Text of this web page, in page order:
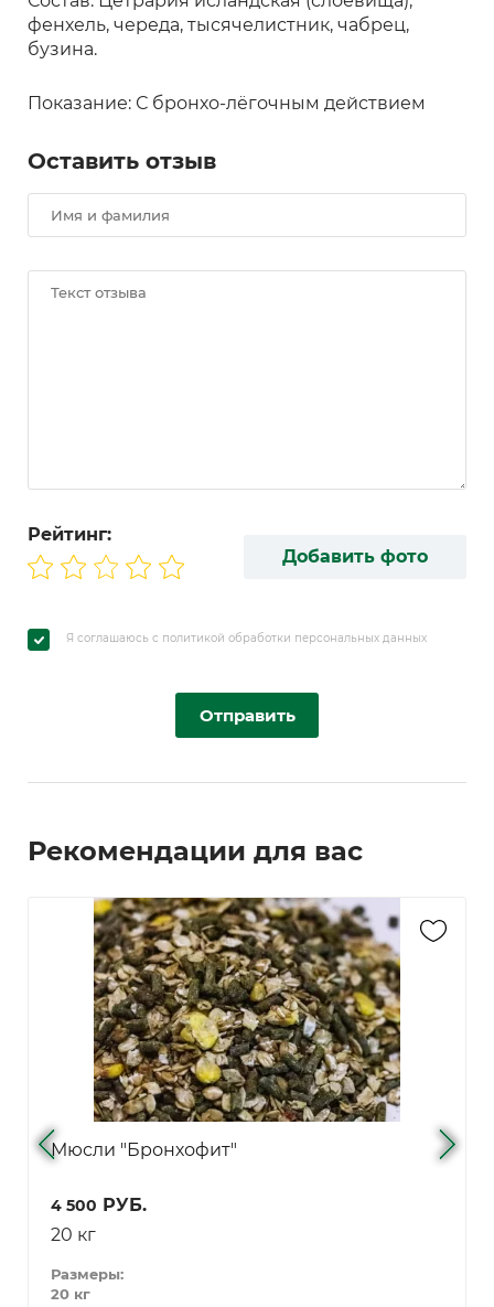
фенхель, череда, тысячелистник, чабрец,
бузина.
Показание: С бронхо-лёгочным действием
Оставить отзыв
Рейтинг:
Добавить фото
Я соглашаюсь с политикой обработки персональных данных
Отправить
Рекомендации для вас
Мюсли "Бронхофит"
4 500 РУБ.
20 кг
Размеры:
20 кг